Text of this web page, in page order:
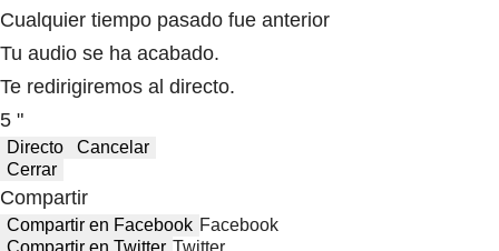
Cualquier tiempo pasado fue anterior
Tu audio se ha acabado.
Te redirigiremos al directo.
5 "
Directo
Cancelar
Cerrar
Compartir
Compartir en Facebook Facebook